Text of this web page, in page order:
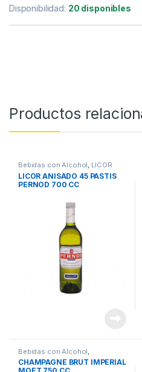
Disponibilidad: 20 disponibles
Productos
Bebidas con Alcohol, LICOR
LICOR ANISADO 45 PASTIS
PERNOD 700 CC
Bebidas con Alcohol
CHAMPAGNE
CHAMPAGNE BRUT IMPERIAL